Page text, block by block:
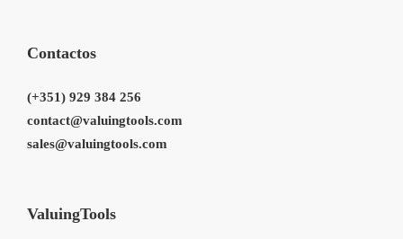
Contactos
(+351) 929 384 256
contact@valuingtools.com
sales@valuingtools.com
ValuingTools